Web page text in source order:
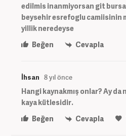
edilmis inanmiyorsan git bursa
beysehir esrefoglu camiisinin
yillik neredeyse
Beğen
Cevapla
İhsan 8 yıl önce
Hangi kaynakmış onlar? Ay
kaya kütlesidir.
Beğen
Cevapla